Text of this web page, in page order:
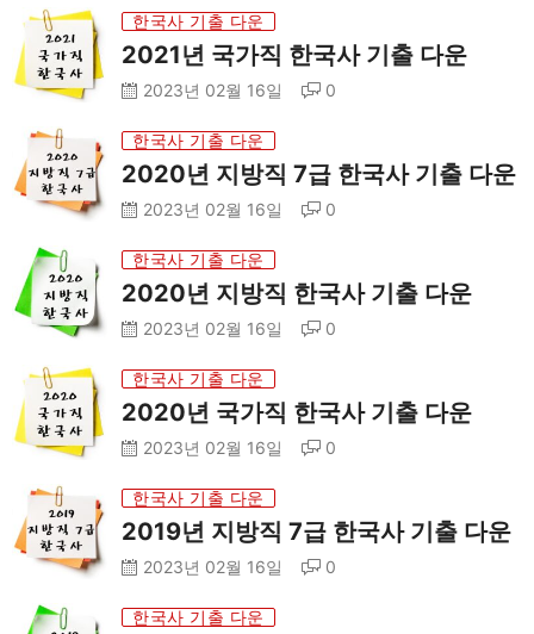
한국사 기출 다운
2021년 국가직 한국사 기출 다운
2023년 02월 16일 0
한국사 기출 다운
2020년 지방직 7급 한국사 기출 다운
2023년 02월 16일 0
한국사 기출 다운
2020년 지방직 한국사 기출 다운
2023년 02월 16일 0
한국사 기출 다운
2020년 국가직 한국사 기출 다운
2023년 02월 16일 0
한국사 기출 다운
2019년 지방직 7급 한국사 기출 다운
2023년 02월 16일 0
한국사 기출 다운